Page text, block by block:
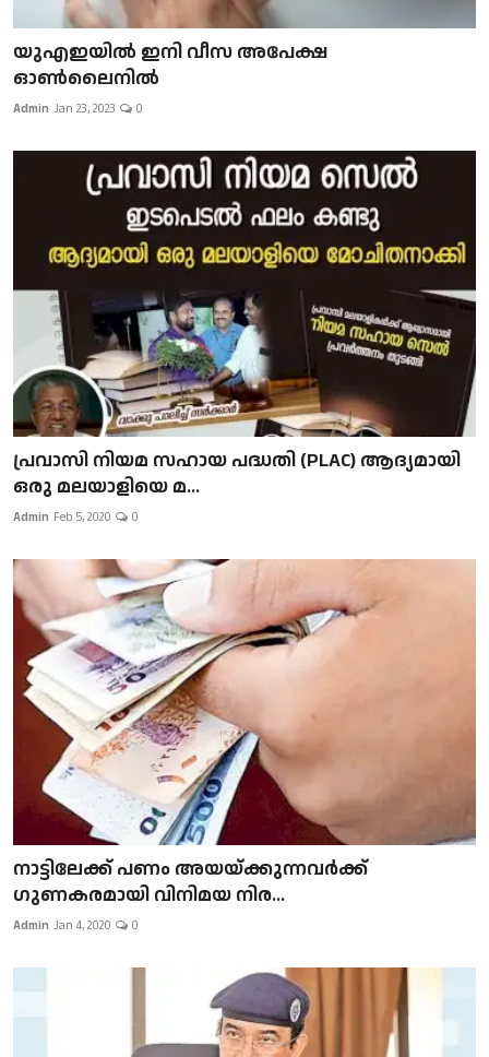
യുഎഇയിൽ ഇനി വീസ അപേക്ഷ
ഓൺലൈനിൽ
Admin Jan 23, 2023 0
പ്രവാസി നിയമ സഹായ പദ്ധതി (PLAC) ആദ്യമായി
ഒരു മലയാളിയെ മ...
Admin Feb 5, 2020 0
നാട്ടിലേക്ക് പണം അയയ്ക്കുന്നവർക്ക്
ഗുണകരമായി വിനിമയ നിര...
Admin Jan 4, 2020 0